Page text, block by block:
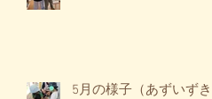
5月の様子（あずいずき